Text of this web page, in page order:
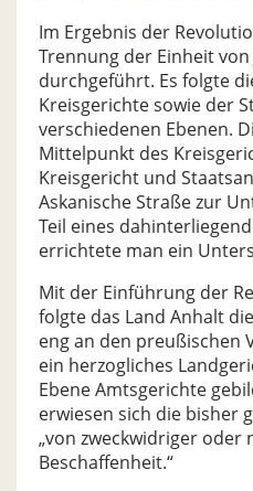
Im Ergebnis der
Trennung der Einheit
durchgeführt. Es folgte
Kreisgerichte sowie der
verschiedenen Ebenen.
Mittelpunkt des
Kreisgericht und
Askanische Straße zur
Teil eines
errichtete man ein
Mit der Einführung der
folgte das Land Anhalt
eng an den preußischen
ein herzogliches
Ebene Amtsgerichte
erwiesen sich die bisher
„von zweckwidriger oder
Beschaffenheit.“